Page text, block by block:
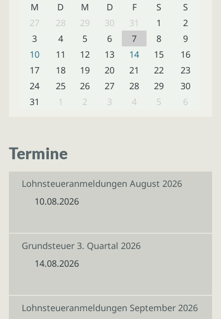
M D M D F S
S
27
28 29 30 31 1
2
3
4 5 6 7 8
9
10
11 12 13 14 15
16
17
18 19 20 21 22
23
24
25 26 27 28 29
30
31
1 2 3 4 5 6
Termine
Lohnsteueranmeldungen August 2026
10.08.2026
Grundsteuer 3. Quartal 2026
14.08.2026
Lohnsteueranmeldungen September 2026